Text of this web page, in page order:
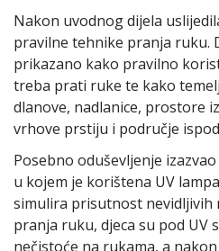
Nakon uvodnog dijela
pravilne tehnike pranja ruku.
prikazano kako pravilno
treba prati ruke te kako
dlanove, nadlanice, prostore
vrhove prstiju i područje
Posebno oduševljenje
u kojem je korištena UV
simulira prisutnost nevidljivih
pranja ruku, djeca su pod UV
nečistoće na rukama, a